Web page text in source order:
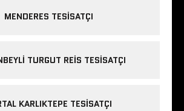
MENDERES TESISATÇI
TURGUT REIS TESISATÇI
KARLIKTEPE TESISATÇI